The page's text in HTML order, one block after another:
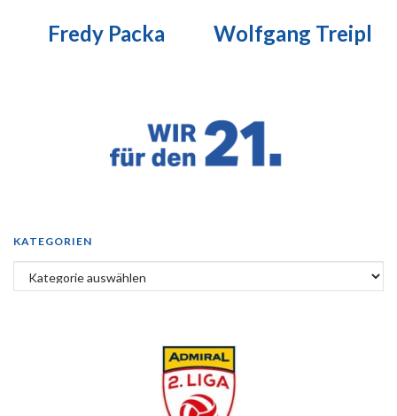
Fredy Packa Wolfgang Treipl
KATEGORIEN
Kategorien